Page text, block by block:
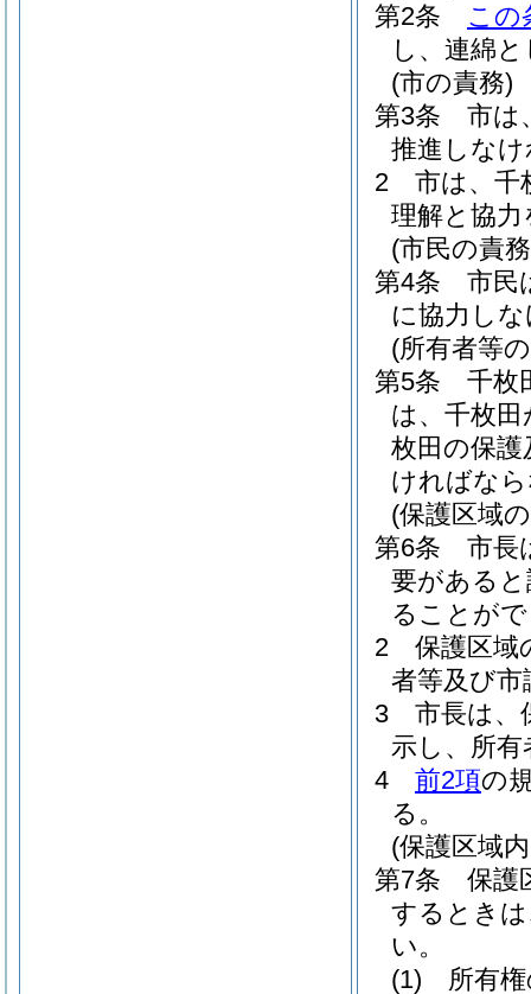
第2条
この
し、連綿
(市の責務)
第3条
市は
推進しな
2
市は、千
理解と協
(市民の責
第4条
市民
に協力し
(所有者等
第5条
千枚
は、千枚
枚田の保
ければな
(保護区域
第6条
市長
要がある
ることが
2
保護区域
者等及び
3
市長は、
示し、所
4
前2項の
る。
(保護区域
第7条
保護
するとき
い。
(1)
所有